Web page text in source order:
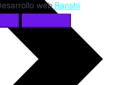
web Ranshi